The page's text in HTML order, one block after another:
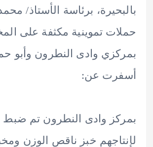
برئاسة الأستاذ/ محمد هدية،
تموينية مكثفة على المخابز
وادى النطرون وأبو حمص ،
عن:
بمركز وادى النطرون تم ضبط ٤ مخابز
خبز ناقص الوزن ومخبز لعدم